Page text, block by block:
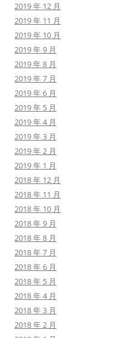
2019 年 12 月
2019 年 11 月
2019 年 10 月
2019 年 9 月
2019 年 8 月
2019 年 7 月
2019 年 6 月
2019 年 5 月
2019 年 4 月
2019 年 3 月
2019 年 2 月
2019 年 1 月
2018 年 12 月
2018 年 11 月
2018 年 10 月
2018 年 9 月
2018 年 8 月
2018 年 7 月
2018 年 6 月
2018 年 5 月
2018 年 4 月
2018 年 3 月
2018 年 2 月